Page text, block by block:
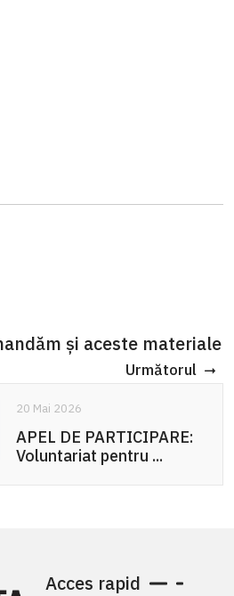
și aceste materiale
Următorul
20 Mai 2026
APEL DE PARTICIPARE:
Voluntariat pentru ...
Acces rapid